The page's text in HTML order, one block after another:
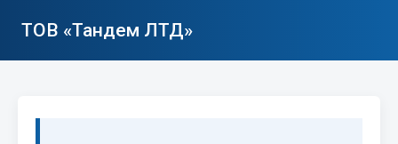
ТОВ «Тандем ЛТД»